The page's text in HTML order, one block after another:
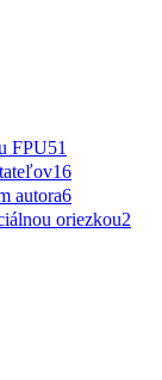
FPU51
16
autora6
oriezkou2